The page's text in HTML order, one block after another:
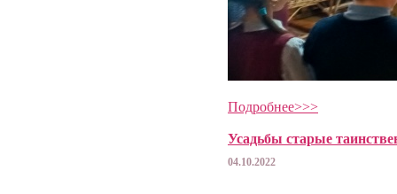
Подробнее>>>
Усадьбы старые
04.10.2022